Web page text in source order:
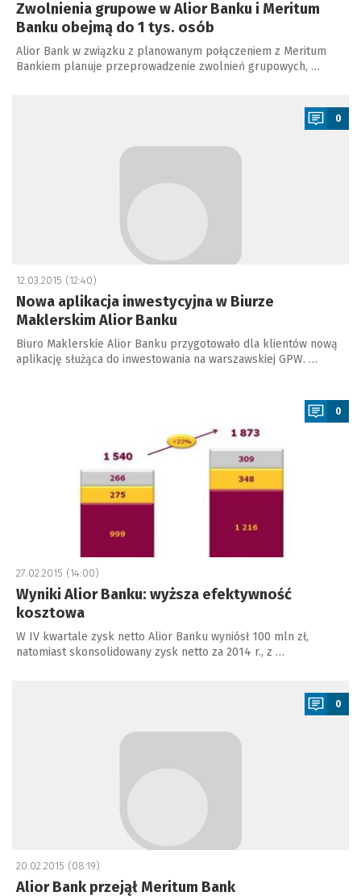
Zwolnienia grupowe w Alior Banku i Meritum
Banku obejmą do 1 tys. osób
Alior Bank w związku z planowanym połączeniem z Meritum
Bankiem planuje przeprowadzenie zwolnień grupowych, …
0
12.03.2015 (12:40)
Nowa aplikacja inwestycyjna w Biurze
Maklerskim Alior Banku
Biuro Maklerskie Alior Banku przygotowało dla klientów nową
aplikację służąca do inwestowania na warszawskiej GPW. …
0
27.02.2015 (14:00)
Wyniki Alior Banku: wyższa efektywność
kosztowa
W IV kwartale zysk netto Alior Banku wyniósł 100 mln zł,
natomiast skonsolidowany zysk netto za 2014 r., z …
0
20.02.2015 (08:19)
Alior Bank przejął Meritum Bank